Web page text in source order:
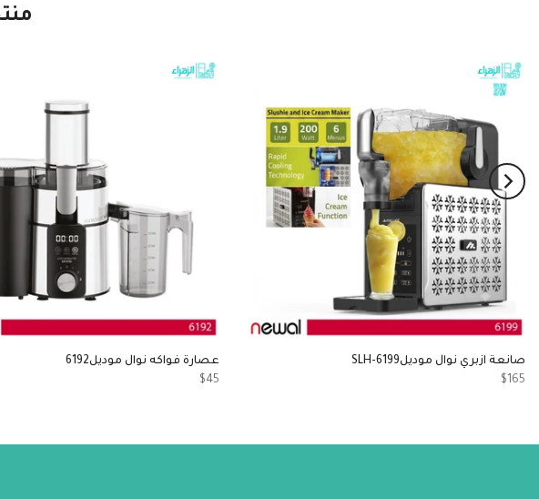
صانعة ازبري نوال موديلSLH-6199
$165
عصارة فواكه نوال موديل6192
$45